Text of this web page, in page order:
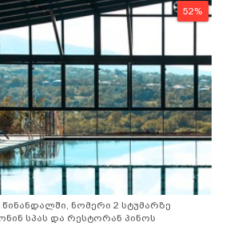
52%
ნომერი 2 სტუმარზე
სპას და რესტორან პინოს